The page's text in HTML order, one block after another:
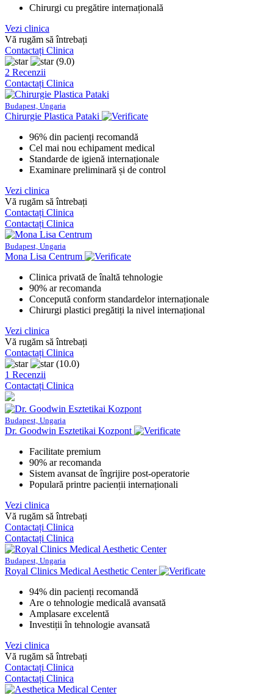
Chirurgi cu pregătire internațională
Vezi clinica
Vă rugăm să întrebați
Contactați Clinica
(9.0)
2 Recenzii
Contactați Clinica
Budapest, Ungaria
Chirurgie Plastica Pataki
96% din pacienți recomandă
Cel mai nou echipament medical
Standarde de igienă internaționale
Examinare preliminară și de control
Vezi clinica
Vă rugăm să întrebați
Contactați Clinica
Contactați Clinica
Budapest, Ungaria
Mona Lisa Centrum
Clinica privată de înaltă tehnologie
90% ar recomanda
Concepută conform standardelor internaționale
Chirurgi plastici pregătiți la nivel internațional
Vezi clinica
Vă rugăm să întrebați
Contactați Clinica
(10.0)
1 Recenzii
Contactați Clinica
Budapest, Ungaria
Dr. Goodwin Esztetikai Kozpont
Facilitate premium
90% ar recomanda
Sistem avansat de îngrijire post-operatorie
Populară printre pacienții internaționali
Vezi clinica
Vă rugăm să întrebați
Contactați Clinica
Contactați Clinica
Budapest, Ungaria
Royal Clinics Medical Aesthetic Center
94% din pacienți recomandă
Are o tehnologie medicală avansată
Amplasare excelentă
Investiții în tehnologie avansată
Vezi clinica
Vă rugăm să întrebați
Contactați Clinica
Contactați Clinica